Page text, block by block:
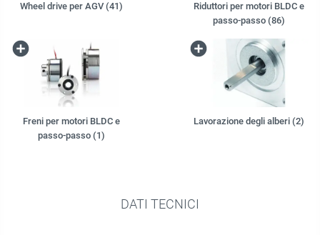
Wheel drive per AGV (41)
Riduttori per motori BLDC e
passo-passo (86)
Freni per motori BLDC e
passo-passo (1)
Lavorazione degli alberi (2)
DATI TECNICI